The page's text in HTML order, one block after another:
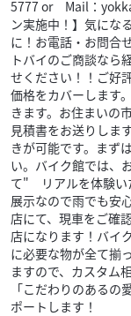
5777 or Mail：
ン実施中！】気にな
に！お電話・お問合
トバイのご商談なら
せください！！ご好
価格をカバーします
きます。お住まいの
見積書をお送りしま
きが可能です。まず
い。バイク館では
て" リアルを体験い
展示なので雨でも安
店にて、現車をご確
店になります！バイ
に必要な物が全て揃
ますので、カスタム
「こだわりのある
ポートします！